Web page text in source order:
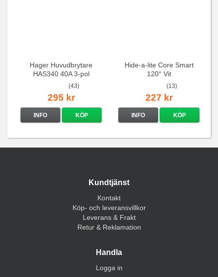
Hager Huvudbrytare
HAS340 40A 3-pol
(43)
295 kr
INFO KÖP
Hide-a-lite Core Smart
120° Vit
(13)
227 kr
INFO KÖP
Kundtjänst
Kontakt
Köp- och leveransvillkor
Leverans & Frakt
Retur & Reklamation
Handla
Logga in